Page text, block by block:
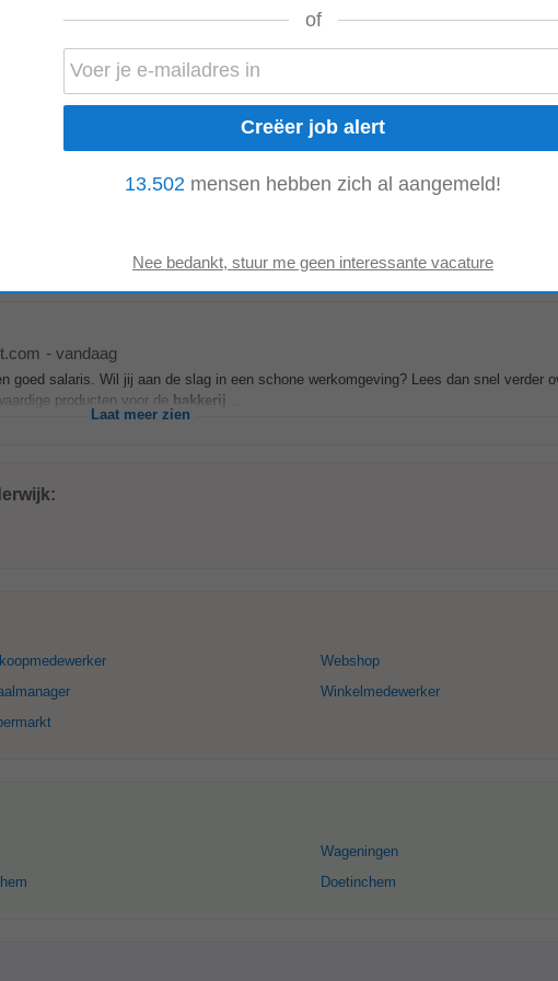
geleden
een topper. Puur omdat je dit aan het lezen bent. Ben je aan het oriënteren voor
dan snel verder!Wat heb je nodig...
Laat meer zien
voor vers brood en banket zorgen. Daarnaast heb je verschillende nevenfuncties.
verzorgt bij calamiteiten. Ook kun...
Laat meer zien
- vandaag
goed salaris. Wil jij aan de slag in een schone werkomgeving? Lees dan snel verder
producten voor de bakkerij
Laat meer zien
Webshop
Winkelmedewerker
Wageningen
Doetinchem
of
13.502 mensen hebben zich al aangemeld!